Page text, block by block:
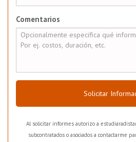
Comentarios
Solicitar
Al solicitar informes autorizo a
subcontratados o asociados a contactarme